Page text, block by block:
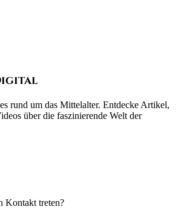
rund um das Mittelalter. Entdecke Artikel,
über die faszinierende Welt der
Kontakt treten?